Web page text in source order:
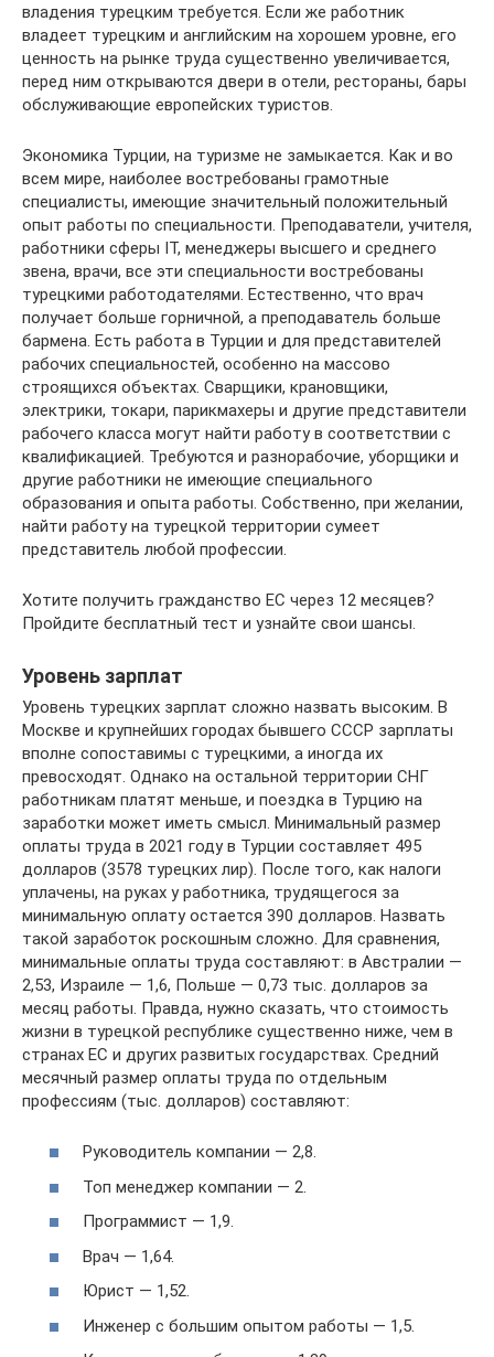
владения турецким требуется. Если же работник
владеет турецким и английским на хорошем уровне, его
ценность на рынке труда существенно увеличивается,
перед ним открываются двери в отели, рестораны, бары
обслуживающие европейских туристов.
Экономика Турции, на туризме не замыкается. Как и во
всем мире, наиболее востребованы грамотные
специалисты, имеющие значительный положительный
опыт работы по специальности. Преподаватели, учителя,
работники сферы IT, менеджеры высшего и среднего
звена, врачи, все эти специальности востребованы
турецкими работодателями. Естественно, что врач
получает больше горничной, а преподаватель больше
бармена. Есть работа в Турции и для представителей
рабочих специальностей, особенно на массово
строящихся объектах. Сварщики, крановщики,
электрики, токари, парикмахеры и другие представители
рабочего класса могут найти работу в соответствии с
квалификацией. Требуются и разнорабочие, уборщики и
другие работники не имеющие специального
образования и опыта работы. Собственно, при желании,
найти работу на турецкой территории сумеет
представитель любой профессии.
Хотите получить гражданство ЕС через 12 месяцев?
Пройдите бесплатный тест и узнайте свои шансы.
Уровень зарплат
Уровень турецких зарплат сложно назвать высоким. В
Москве и крупнейших городах бывшего СССР зарплаты
вполне сопоставимы с турецкими, а иногда их
превосходят. Однако на остальной территории СНГ
работникам платят меньше, и поездка в Турцию на
заработки может иметь смысл. Минимальный размер
оплаты труда в 2021 году в Турции составляет 495
долларов (3578 турецких лир). После того, как налоги
уплачены, на руках у работника, трудящегося за
минимальную оплату остается 390 долларов. Назвать
такой заработок роскошным сложно. Для сравнения,
минимальные оплаты труда составляют: в Австралии —
2,53, Израиле — 1,6, Польше — 0,73 тыс. долларов за
месяц работы. Правда, нужно сказать, что стоимость
жизни в турецкой республике существенно ниже, чем в
странах ЕС и других развитых государствах. Средний
месячный размер оплаты труда по отдельным
профессиям (тыс. долларов) составляют:
Руководитель компании — 2,8.
Топ менеджер компании — 2.
Программист — 1,9.
Врач — 1,64.
Юрист — 1,52.
Инженер с большим опытом работы — 1,5.